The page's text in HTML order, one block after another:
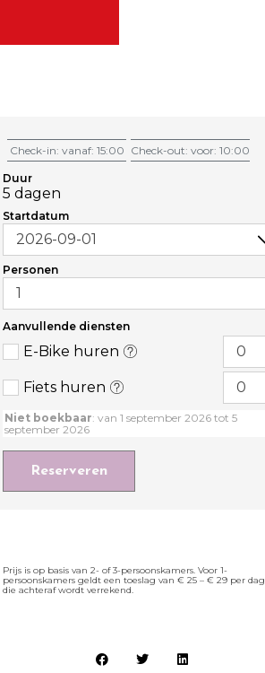
Check-in: vanaf: 15:00 Check-out: voor: 10:00
Duur
5 dagen
Startdatum
Personen
Aanvullende diensten
E-Bike huren
Fiets huren
Niet boekbaar: van 1 september 2026 tot 5
september 2026
Reserveren
Prijs is op basis van 2- of 3-persoonskamers. Voor 1-
persoonskamers geldt een toeslag van € 25 – € 29 per dag
die achteraf wordt verrekend.